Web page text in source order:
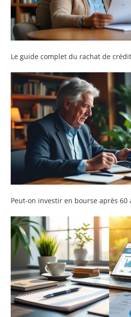
Le guide complet du rachat de
Peut-on investir en bourse après 60